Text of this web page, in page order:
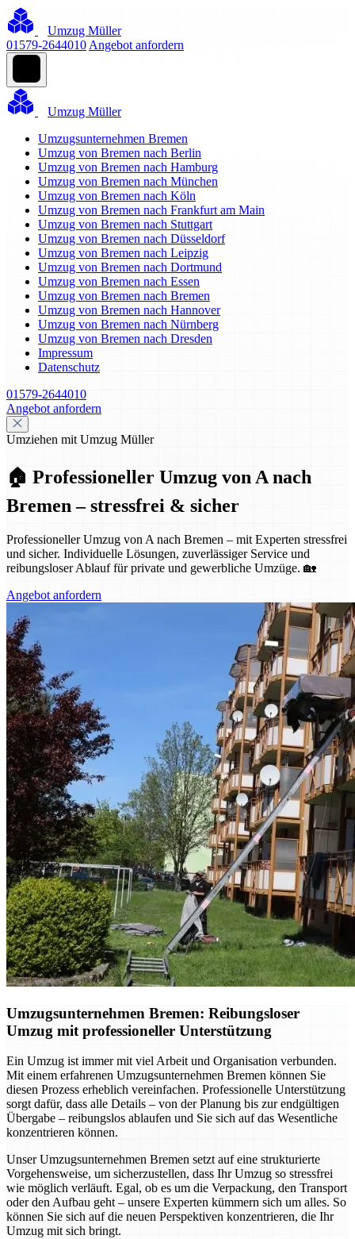
Umzug Müller
01579-2644010 Angebot anfordern
Umzug Müller
Umzugsunternehmen Bremen
Umzug von Bremen nach Berlin
Umzug von Bremen nach Hamburg
Umzug von Bremen nach München
Umzug von Bremen nach Köln
Umzug von Bremen nach Frankfurt am Main
Umzug von Bremen nach Stuttgart
Umzug von Bremen nach Düsseldorf
Umzug von Bremen nach Leipzig
Umzug von Bremen nach Dortmund
Umzug von Bremen nach Essen
Umzug von Bremen nach Bremen
Umzug von Bremen nach Hannover
Umzug von Bremen nach Nürnberg
Umzug von Bremen nach Dresden
Impressum
Datenschutz
01579-2644010
Angebot anfordern
Umziehen mit Umzug Müller
🏠 Professioneller Umzug von A nach
Bremen – stressfrei & sicher
Professioneller Umzug von A nach Bremen – mit Experten stressfrei
und sicher. Individuelle Lösungen, zuverlässiger Service und
reibungsloser Ablauf für private und gewerbliche Umzüge. 🏡
Angebot anfordern
Umzugsunternehmen Bremen: Reibungsloser
Umzug mit professioneller Unterstützung
Ein Umzug ist immer mit viel Arbeit und Organisation verbunden.
Mit einem erfahrenen Umzugsunternehmen Bremen können Sie
diesen Prozess erheblich vereinfachen. Professionelle Unterstützung
sorgt dafür, dass alle Details – von der Planung bis zur endgültigen
Übergabe – reibungslos ablaufen und Sie sich auf das Wesentliche
konzentrieren können.
Unser Umzugsunternehmen Bremen setzt auf eine strukturierte
Vorgehensweise, um sicherzustellen, dass Ihr Umzug so stressfrei
wie möglich verläuft. Egal, ob es um die Verpackung, den Transport
oder den Aufbau geht – unsere Experten kümmern sich um alles. So
können Sie sich auf die neuen Perspektiven konzentrieren, die Ihr
Umzug mit sich bringt.